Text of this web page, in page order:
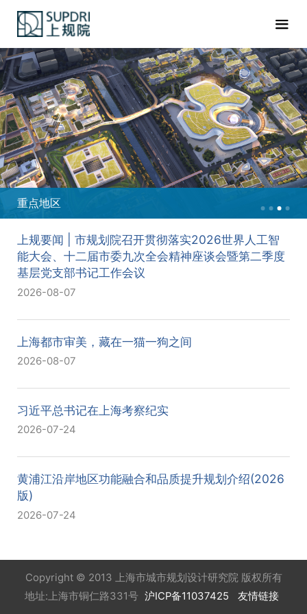
重点地区
上规要闻 | 市规划院召开贯彻落实2026世界人工智
能大会、十二届市委九次全会精神座谈会暨第二季度
基层党支部书记工作会议
2026-08-07
上海都市审美，藏在一猫一狗之间
2026-08-07
习近平总书记在上海考察纪实
2026-07-24
黄浦江沿岸地区功能融合和品质提升规划介绍(2026
版)
2026-07-24
Copyright © 2013 上海市城市规划设计研究院 版权所有
地址:上海市铜仁路331号 沪ICP备11037425 友情链接